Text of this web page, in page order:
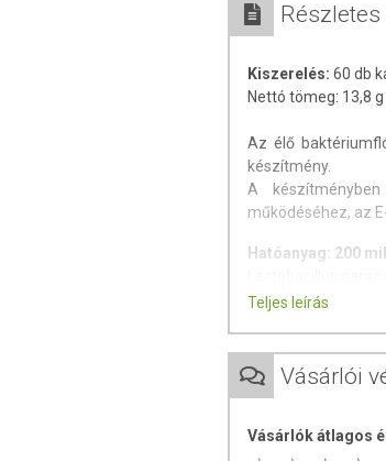
Részletes
Kiszerelés: 60 db
Nettó tömeg: 13,8 g
Az élő
készítmény.
A
működéséhez, az
Hatóanyag: 200
Lactobacillus
Bifidobacterium
Bifidobacterium
- frukto-
Teljes leírás
Vásárlói
Vásárlók átlagos